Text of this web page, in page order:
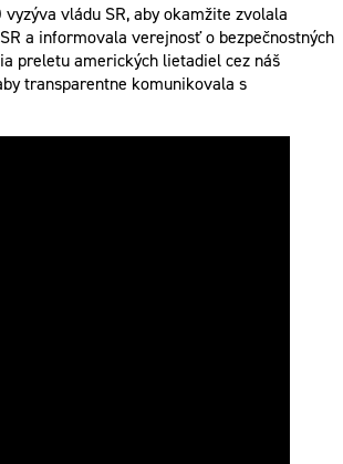
vyzýva vládu SR, aby okamžite zvolala
a informovala verejnosť o bezpečnostných
preletu amerických lietadiel cez náš
transparentne komunikovala s